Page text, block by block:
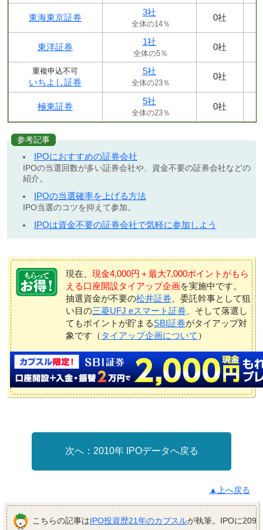
東海東京証券
3社
全体の14％
0社
東洋証券
1社
全体の5％
0社
重複申込不可
いちよし証券
5社
全体の23％
0社
極東証券
5社
全体の23％
0社
参考記事
IPOにおすすめの証券会社
IPOの当選回数が多い証券会社や、資金不要の証券会社などの
紹介。
IPOの当選確率を上げる方法
IPO当選のコツを抑えて参加。
IPOは資金不要の証券会社で気軽に参加しよう
現在、 現金4,000円＋最大7,000ポイントがもら
える口座開設タイアップ企画を実施中です。
抽選資金が不要の松井証券 、委託幹事として狙
い目の三菱UFJ eスマート証券 、そして落選し
てもポイントが貯まるSBI証券がタイアップ対
象です（ タイアップ企画について ）
2010年 IPOデータへ戻る
▲上へ戻る
こちらの記事はIPO投資歴21年のカブスルが執筆。IPOに209